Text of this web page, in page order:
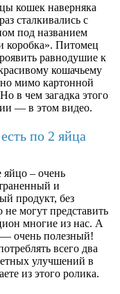
кошек наверняка
сталкивались с
под названием
коробка». Питомец
равнодушие к
кошачьему
мимо картонной
в чем загадка этого
— в этом видео.
по 2 яйца
яйцо – очень
и
продукт, без
не могут представить
многие из нас. А
— очень полезный!
всего два
улучшений в
из этого ролика.